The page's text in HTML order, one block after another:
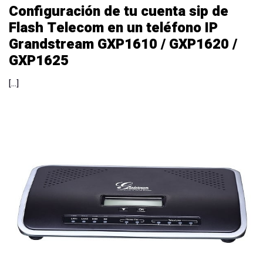
Configuración de tu cuenta sip de
Flash Telecom en un teléfono IP
Grandstream GXP1610 / GXP1620 /
GXP1625
[…]